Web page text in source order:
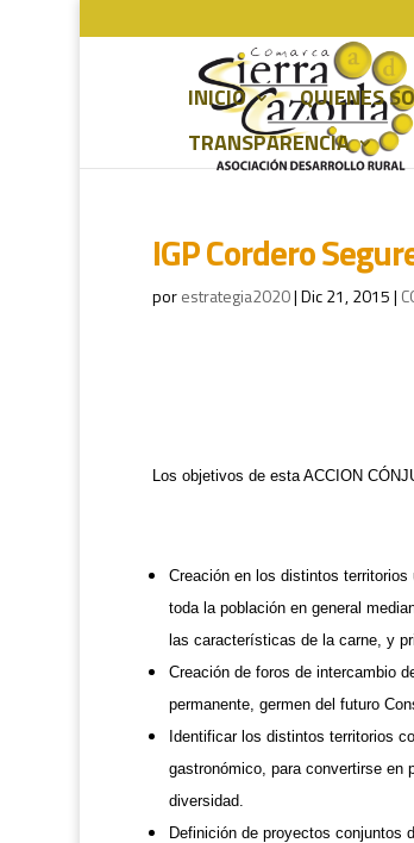
INICIO QUIENES
TRANSPARENCIA
IGP Cordero
porestrategia2020|Dic 21, 2015|
Los objetivos de esta ACCION
Creación en los distintos
toda la población en general
las características de la carne, y
Creación de foros de intercambio
permanente, germen del futuro
Identificar los distintos territorios
gastronómico, para convertirse en
diversidad.
Definición de proyectos conjuntos